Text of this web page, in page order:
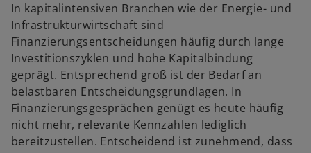
In kapitalintensiven Branchen wie der Energie- und
Infrastrukturwirtschaft sind
Finanzierungsentscheidungen häufig durch lange
Investitionszyklen und hohe Kapitalbindung
geprägt. Entsprechend groß ist der Bedarf an
belastbaren Entscheidungsgrundlagen. In
Finanzierungsgesprächen genügt es heute häufig
nicht mehr, relevante Kennzahlen lediglich
bereitzustellen. Entscheidend ist zunehmend, dass